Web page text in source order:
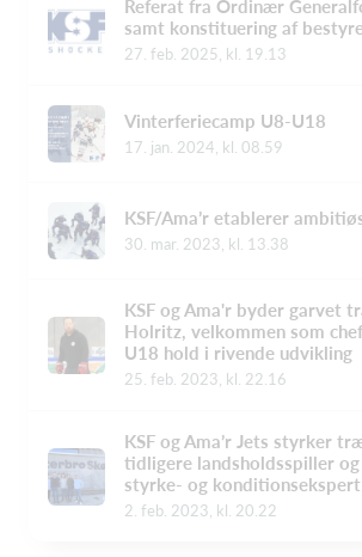
Referat fra Ordinær
samt konstituering af
27. feb. 2025, kl. 19.13
Vinterferiecamp U8-U18
17. jan. 2024, kl. 08.59
KSF/Ama’r etablerer
30. mar. 2023, kl. 13.38
​KSF og Ama'r byder garvet
Holritz, velkommen som
U18 hold i rivende udvikling
25. feb. 2023, kl. 22.16
KSF og Ama’r Jets styrker
tidligere landsholdsspiller
styrke- og konditionsekspert
2. feb. 2023, kl. 20.22